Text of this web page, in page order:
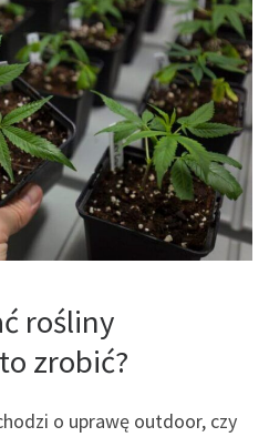
rośliny
zrobić?
o uprawę outdoor, czy